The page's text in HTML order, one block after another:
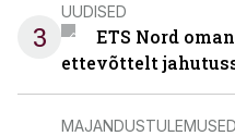
3
UUDISED
ETS Nord
ettevõttelt
MAJANDUSTULEMUSED